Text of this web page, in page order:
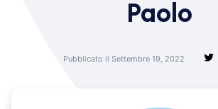
Paolo
Pubblicato il Settembre 19, 2022